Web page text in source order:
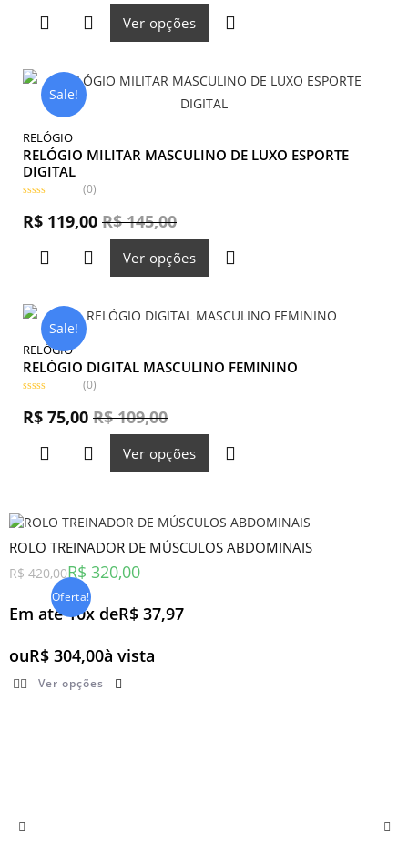
0
d
Ver opções
Sale!
RELÓGIO
RELÓGIO MILITAR MASCULINO DE LUXO ESPORTE
DIGITAL
v
a
0
d
(0)
R$145,00
R$ 119,00
Ver opções
Sale!
RELÓGIO
RELÓGIO DIGITAL MASCULINO FEMININO
v
a
e
5
(0)
R$109,00
R$ 75,00
Ver opções
Oferta!
ROLO TREINADOR DE MÚSCULOS ABDOMINAIS
R$420,00R$ 320,00
Em até 10x deR$ 37,97
ouR$ 304,00à vista
Ver opções